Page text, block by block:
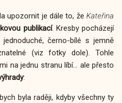
upozornit je dále to, že Kateřina
publikací. Kresby pocházejí
černo-bílé s jemně
(viz fotky dole). Tohle
na jednu stranu líbí... ale přesto
:
byla raději, kdyby všechny ty